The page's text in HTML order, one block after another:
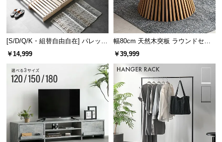
[S/D/Q/K・組替自由自在] パレット
ベッド 8/12/16枚セット
￥14,999
幅80cm 天然木突板 ラウンドセン
ターテーブル 美しい格子デザイン
￥39,999